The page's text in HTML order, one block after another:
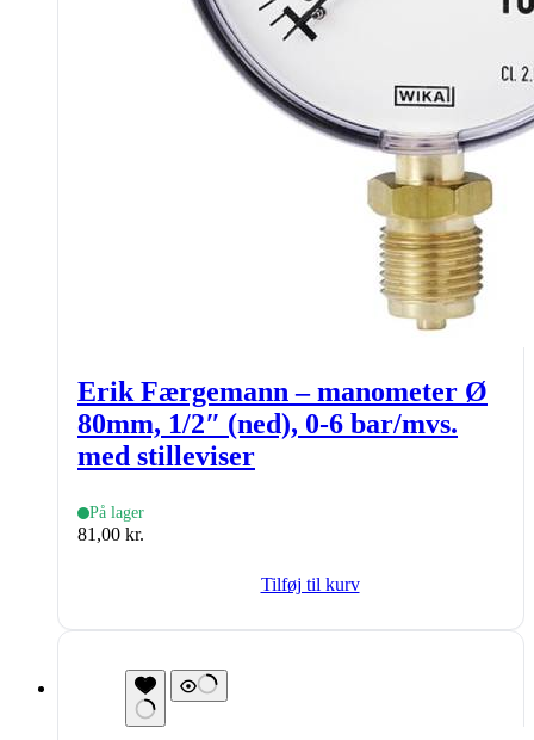
Erik Færgemann – manometer Ø
80mm, 1/2″ (ned), 0-6 bar/mvs.
med stilleviser
På lager
81,00 kr.
Tilføj til kurv